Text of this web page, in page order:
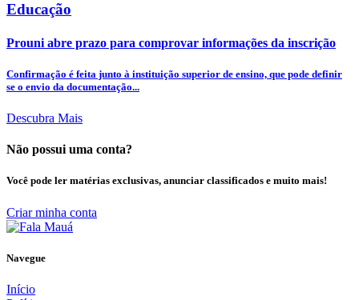
Educação
Prouni abre prazo para comprovar informações da inscrição
Confirmação é feita junto à instituição superior de ensino, que pode definir
se o envio da documentação...
Descubra Mais
Não possui uma conta?
Você pode ler matérias exclusivas, anunciar classificados e muito mais!
Criar minha conta
Navegue
Início